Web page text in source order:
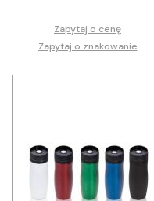
Zapytaj o cenę
Zapytaj o znakowanie